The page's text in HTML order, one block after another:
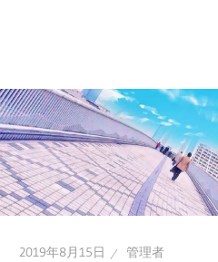
～
2019年8月15日 管理者